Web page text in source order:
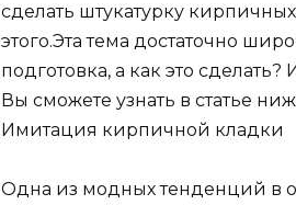
сделать штукатурку
этого.Эта тема достаточно
подготовка, а как это
Вы сможете узнать в статье
Имитация кирпичной кладки
Одна из модных тенденций в